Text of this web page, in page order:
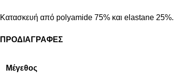
Κατασκευή από polyamide 75% και elastane 25%.
ΠΡΟΔΙΑΓΡΑΦΕΣ
Μέγεθος